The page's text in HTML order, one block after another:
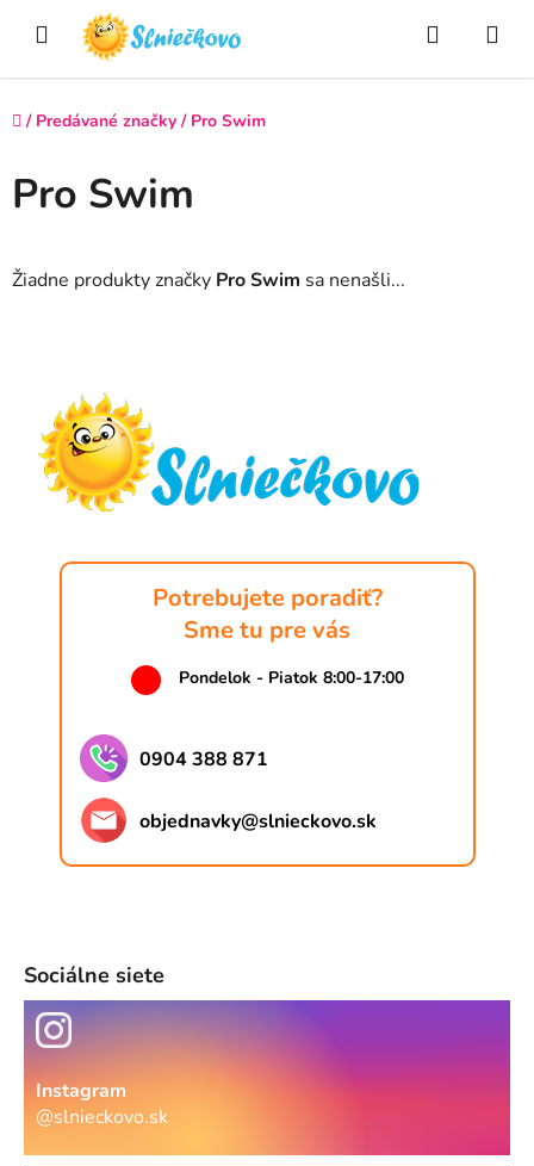
Hľadať
Domov
/ Predávané značky / Pro Swim
Pro Swim
Žiadne produkty značky Pro Swim sa nenašli...
Potrebujete poradiť?
Sme tu pre vás
Pondelok - Piatok 8:00-17:00
0904 388 871
objednavky@slnieckovo.sk
Sociálne siete
Instagram
@slnieckovo.sk